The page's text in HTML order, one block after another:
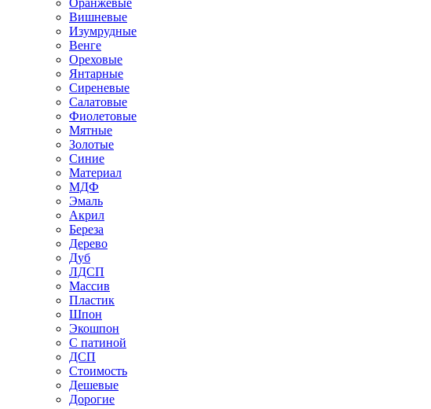
Вишневые
Изумрудные
Венге
Ореховые
Янтарные
Сиреневые
Салатовые
Фиолетовые
Мятные
Золотые
Синие
Материал
МДФ
Эмаль
Акрил
Береза
Дерево
Дуб
ЛДСП
Массив
Пластик
Шпон
Экошпон
С патиной
ДСП
Стоимость
Дешевые
Дорогие